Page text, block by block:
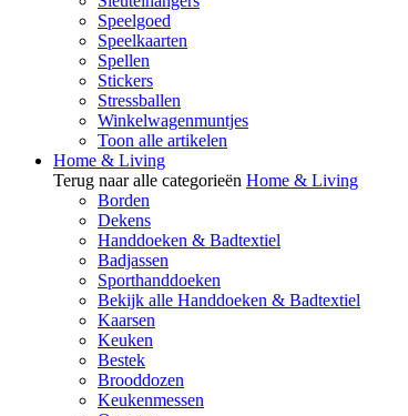
Speelgoed
Speelkaarten
Spellen
Stickers
Stressballen
Winkelwagenmuntjes
Toon alle artikelen
Home & Living
Terug naar alle categorieën Home & Living
Borden
Dekens
Handdoeken & Badtextiel
Badjassen
Sporthanddoeken
Bekijk alle Handdoeken & Badtextiel
Kaarsen
Keuken
Bestek
Brooddozen
Keukenmessen